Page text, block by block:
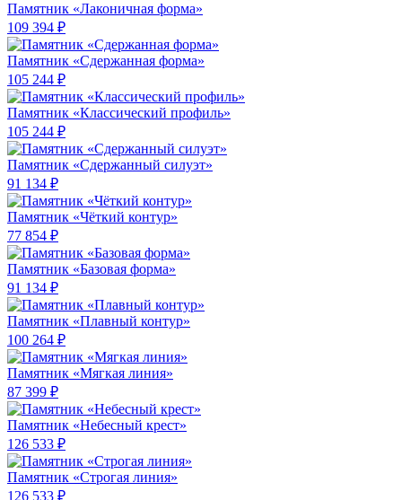
Памятник «Лаконичная форма»
109 394 ₽
Памятник «Сдержанная форма»
105 244 ₽
Памятник «Классический профиль»
105 244 ₽
Памятник «Сдержанный силуэт»
91 134 ₽
Памятник «Чёткий контур»
77 854 ₽
Памятник «Базовая форма»
91 134 ₽
Памятник «Плавный контур»
100 264 ₽
Памятник «Мягкая линия»
87 399 ₽
Памятник «Небесный крест»
126 533 ₽
Памятник «Строгая линия»
126 533 ₽